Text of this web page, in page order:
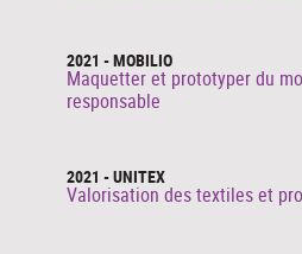
2021 - MOBILIO
Maquetter et prototyper du
responsable
2021 - UNITEX
Valorisation des textiles et